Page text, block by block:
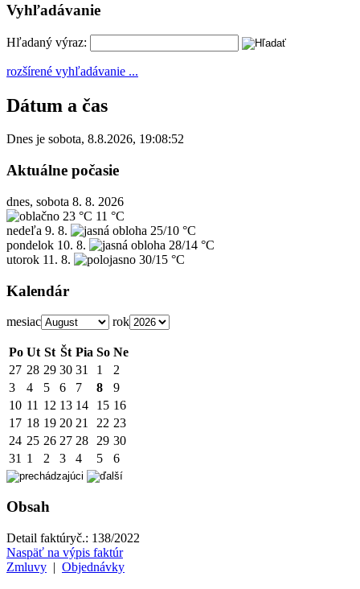
Vyhľadávanie
Hľadaný výraz:
rozšírené vyhľadávanie ...
Dátum a čas
Dnes je sobota, 8.8.2026, 19:08:52
Aktuálne počasie
dnes, sobota 8. 8. 2026
23 °C 11 °C
nedeľa 9. 8.
25/10 °C
pondelok 10. 8.
28/14 °C
utorok 11. 8. 30/15 °C
Kalendár
mesiac rok
Po Ut St Št Pia So Ne
27 28 29 30 31 1
2
3
4 5 6 7 8
9
10 11 12 13 14 15 16
17 18 19 20 21 22 23
24 25 26 27 28 29 30
31 1 2 3 4 5 6
Obsah
Detail faktúryč.: 138/2022
Naspäť na výpis faktúr
Zmluvy | Objednávky